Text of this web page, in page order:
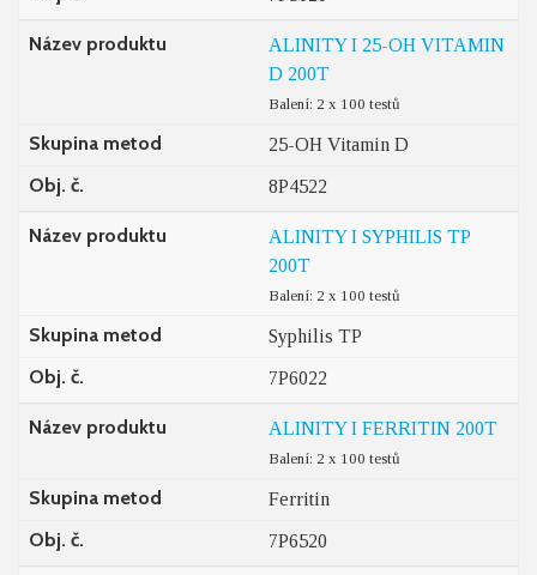
Název produktu
ALINITY I 25-OH VITAMIN
D 200T
Balení: 2 x 100 testů
Skupina metod 25-OH Vitamin D
Obj. č. 8P4522
Název produktu
ALINITY I SYPHILIS TP
200T
Balení: 2 x 100 testů
Skupina metod Syphilis TP
Obj. č. 7P6022
Název produktu ALINITY I FERRITIN 200T
Balení: 2 x 100 testů
Skupina metod Ferritin
Obj. č. 7P6520